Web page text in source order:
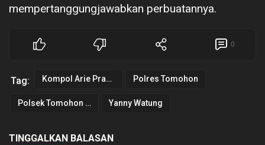
mempertanggungjawabkan perbuatannya.
0
Tag: Kompol Arie Prakoso SIK Polres Tomohon
Polsek Tomohon Tengah Yanny Watung
TINGGALKAN BALASAN